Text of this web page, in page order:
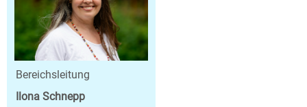
Bereichsleitung
Ilona Schnepp